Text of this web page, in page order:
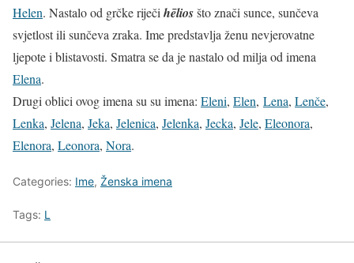
Helen. Nastalo od grčke riječi hēliosšto znači sunce, sunčeva
svjetlost ili sunčeva zraka. Ime predstavlja ženu nevjerovatne
ljepote i blistavosti. Smatra se da je nastalo od milja od imena
Elena.
Drugi oblici ovog imena su su imena: Eleni, Elen, Lena, Lenče,
Lenka, Jelena, Jeka, Jelenica, Jelenka, Jecka, Jele, Eleonora,
Elenora, Leonora, Nora.
Categories: Ime, Ženska imena
Tags: L